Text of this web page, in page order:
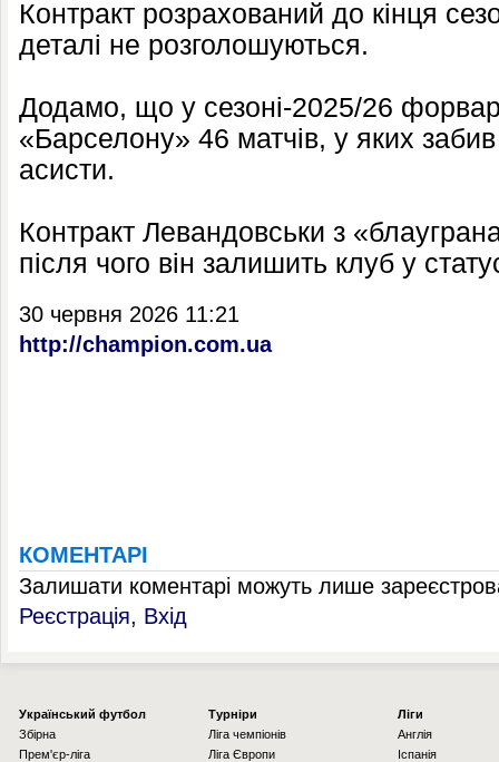
Контракт розрахований до кінця
деталі не розголошуються.
Додамо, що у сезоні-2025/26
«Барселону» 46 матчів, у яких забив
асисти.
Контракт Левандовськи з
після чого він залишить клуб у
30 червня 2026 11:21
http://champion.com.ua
КОМЕНТАРІ
Залишати коментарі можуть лише
Реєстрація, Вхід
Українcький футбол
Збірна
Прем'єр-ліга
Турніри
Ліга чемпіонів
Ліга Європи
Ліги
Англія
Іспанія